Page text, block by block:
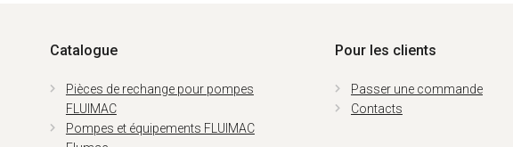
Catalogue
Pièces de rechange pour pompes
FLUIMAC
Pompes et équipements FLUIMAC
Pour les clients
Passer une commande
Contacts